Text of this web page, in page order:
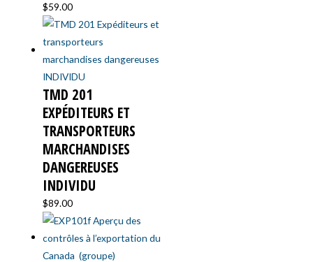
$59.00
TMD 201
EXPÉDITEURS ET
TRANSPORTEURS
MARCHANDISES
DANGEREUSES
INDIVIDU
$89.00